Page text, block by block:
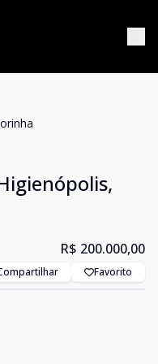
R$ 200.000,00
Favorito